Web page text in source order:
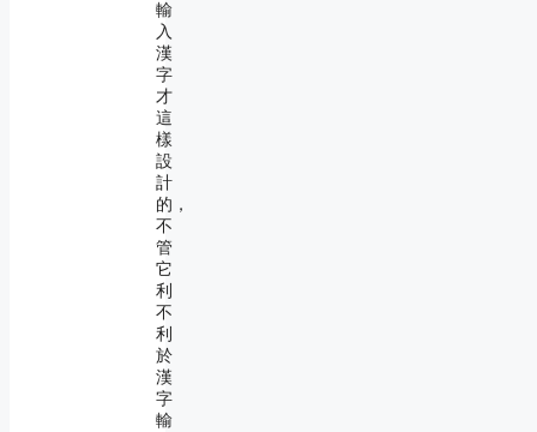
輸
入
漢
字
才
這
樣
設
計
的，
不
管
它
利
不
利
於
漢
字
輸